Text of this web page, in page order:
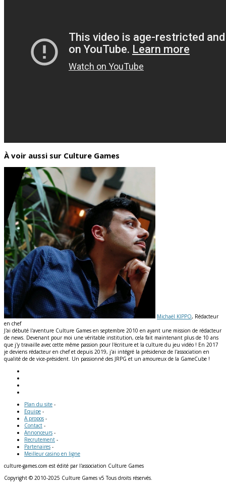
À voir aussi sur Culture Games
Michaël KIPPO, Rédacteur
en chef
J'ai débuté l'aventure Culture Games en septembre 2010 en ayant une mission de rédacteur
de news. Devenant pour moi une véritable institution, cela fait maintenant plus de 10 ans
que j'y travaille avec cette même passion pour l'écriture et la culture du jeu vidéo ! En 2017
je deviens rédacteur en chef et depuis 2019, j'ai intégré la présidence de l'association en
qualité de de vice-président. Un passionné des JRPG et un amoureux de la GameCube !
Plan du site -
Equipe -
A propos -
Contact -
Annonceurs -
Recrutement -
Partenaires -
Meilleur casino en ligne
culture-games.com est édité par l'association Culture Games
Copyright © 2010-2025 Culture Games v5 Tous droits réservés.